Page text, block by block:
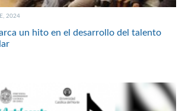
2024
un hito en el desarrollo del talento